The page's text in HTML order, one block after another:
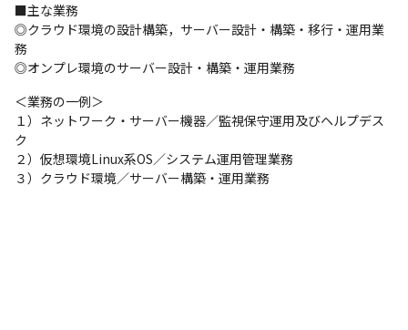
■主な業務
◎クラウド環境の設計構築，サーバー設計・構築・移行・運用業
務
◎オンプレ環境のサーバー設計・構築・運用業務
＜業務の一例＞
１）ネットワーク・サーバー機器／監視保守運用及びヘルプデス
ク
２）仮想環境Linux系OS／システム運用管理業務
３）クラウド環境／サーバー構築・運用業務